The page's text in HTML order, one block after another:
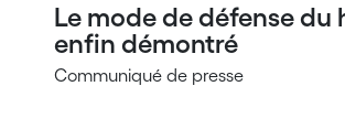
Le mode de défense du
enfin démontré
Communiqué de presse